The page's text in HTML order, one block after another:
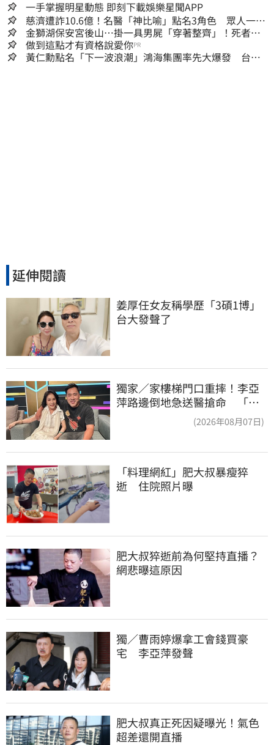
一手掌握明星動態 即刻下載娛樂星聞APP
慈濟遭詐10.6億！名醫「神比喻」點名3角色 眾人一看
秒懂讚：好傳神
金獅湖保安宮後山…掛一具男屍「穿著整齊」！死者身
份曝
做到這點才有資格說愛你PR
黃仁勳點名「下一波浪潮」鴻海集團率先大爆發 台股
延伸閱讀
姜厚任女友稱學歷「3碩1博」
台大發聲了
獨家／家樓梯門口重摔！李亞
萍路邊倒地急送醫搶命 「最
(2026年08月07日)
「料理網紅」肥大叔暴瘦猝
逝　住院照片曝
肥大叔猝逝前為何堅持直播？
網悲曝這原因
獨／曹雨婷爆拿工會錢買豪
宅　李亞萍發聲
肥大叔真正死因疑曝光！氣色
超差還開直播